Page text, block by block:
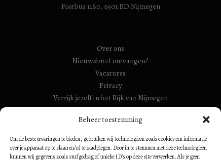
Beheer toestemming
Om de beste ervaringen te bieden, gebruiken wij technologieën zoals cookies om informatie
over je apparaat op te slaan en/of te raadplegen. Door in te stemmen met deze technologieën
kunnen wij gegevens zoals surfgedrag of unieke ID's op deze site verwerken. Als je geen
Postbus 1180, 6501 BD Nijmegen
Over ons
Nieuwsbrief ontvangen?
Vacatures
Privacy
Verrijk jezelf in het Rijk van Nijmegen
RSIN Gebroeders Van Limburg Huis (ook: Maelwael van
RSIN Stiching Maelwael Van Lymborch: 813106680